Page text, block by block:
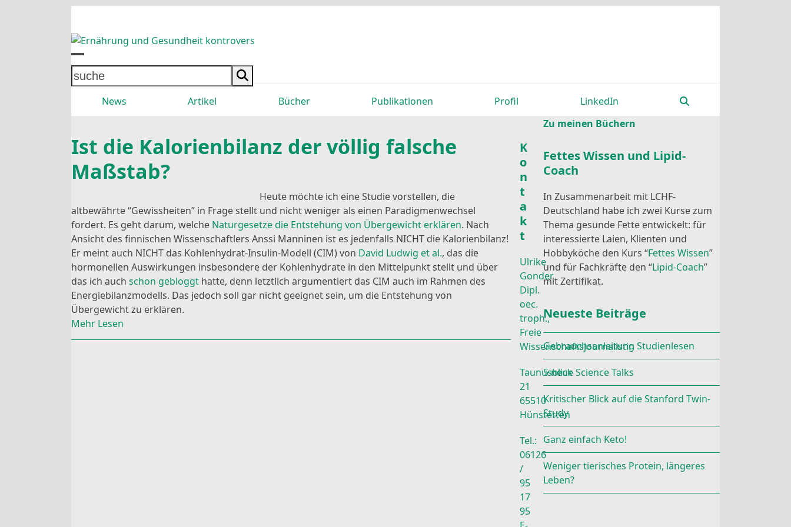
suche
Open
mobile
menu
Close
mobile
menuNews Artikel Bücher Publikationen Profil LinkedIn
Ist die Kalorienbilanz der völlig falsche
Maßstab?
Heute möchte ich eine Studie vorstellen, die
altbewährte “Gewissheiten” in Frage stellt und nicht weniger als einen Paradigmenwechsel
fordert. Es geht darum, welche Naturgesetze die Entstehung von Übergewicht erklären. Nach
Ansicht des finnischen Wissenschaftlers Anssi Manninen ist es jedenfalls NICHT die Kalorienbilanz!
Er meint auch NICHT das Kohlenhydrat-Insulin-Modell (CIM) von David Ludwig et al., das die
hormonellen Auswirkungen insbesondere der Kohlenhydrate in den Mittelpunkt stellt und über
das ich auch schon gebloggt hatte, denn letztlich argumentiert das CIM auch im Rahmen des
Energiebilanzmodells. Das jedoch soll gar nicht geeignet sein, um die Entstehung von
Übergewicht zu erklären.
Mehr Lesen
Zu meinen Büchern
Fettes Wissen und Lipid-
Coach
In Zusammenarbeit mit LCHF-
Deutschland habe ich zwei Kurse zum
Thema gesunde Fette entwickelt: für
interessierte Laien, Klienten und
Hobbyköche den Kurs “Fettes Wissen”
und für Fachkräfte den “Lipid-Coach”
mit Zertifikat.
Neueste Beiträge
Gebrauchsanleitung Studienlesen
5 neue Science Talks
Kritischer Blick auf die Stanford Twin-
Study
Ganz einfach Keto!
Weniger tierisches Protein, längeres
Leben?
K
o
n
t
a
k
t
Ulrike
Gonder
Dipl.
oec.
troph.,
Freie
Wissenschaftsjournalistin
Taunusblick
21
65510
Hünstetten
Tel.:
06126
/
95
17
95